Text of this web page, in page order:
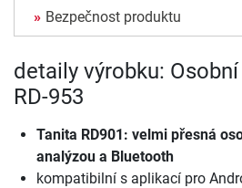
Bezpečnost produktu
detaily výrobku:
RD-953
Tanita RD901: velmi přesná
analýzou a Bluetooth
kompatibilní s aplikací pro